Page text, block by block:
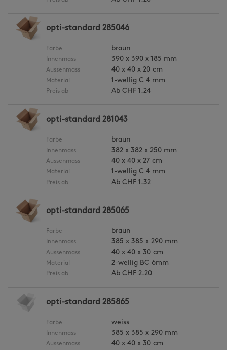
opti-standard 285046
Farbe braun
Innenmass 390 x 390 x 185 mm
Aussenmass 40 x 40 x 20 cm
Material 1-wellig C 4 mm
Preis ab Ab CHF 1.24
opti-standard 281043
Farbe braun
Innenmass 382 x 382 x 250 mm
Aussenmass 40 x 40 x 27 cm
Material 1-wellig C 4 mm
Preis ab Ab CHF 1.32
opti-standard 285065
Farbe braun
Innenmass 385 x 385 x 290 mm
Aussenmass 40 x 40 x 30 cm
Material 2-wellig BC 6mm
Preis ab Ab CHF 2.20
opti-standard 285865
Farbe weiss
Innenmass 385 x 385 x 290 mm
Aussenmass 40 x 40 x 30 cm